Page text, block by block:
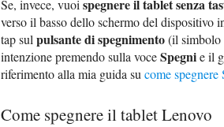
Se, invece, vuoi spegnere il tablet senza
verso il basso dello schermo del dispositivo
tap sul pulsante di spegnimento(il simbolo
intenzione premendo sulla voceSpegnie il
riferimento alla mia guida su come spegnere
Come spegnere il tablet Lenovo